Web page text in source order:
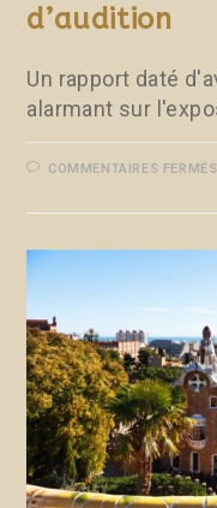
d’audition
Un rapport daté
alarmant sur
COMMENTAIRES FERMÉS